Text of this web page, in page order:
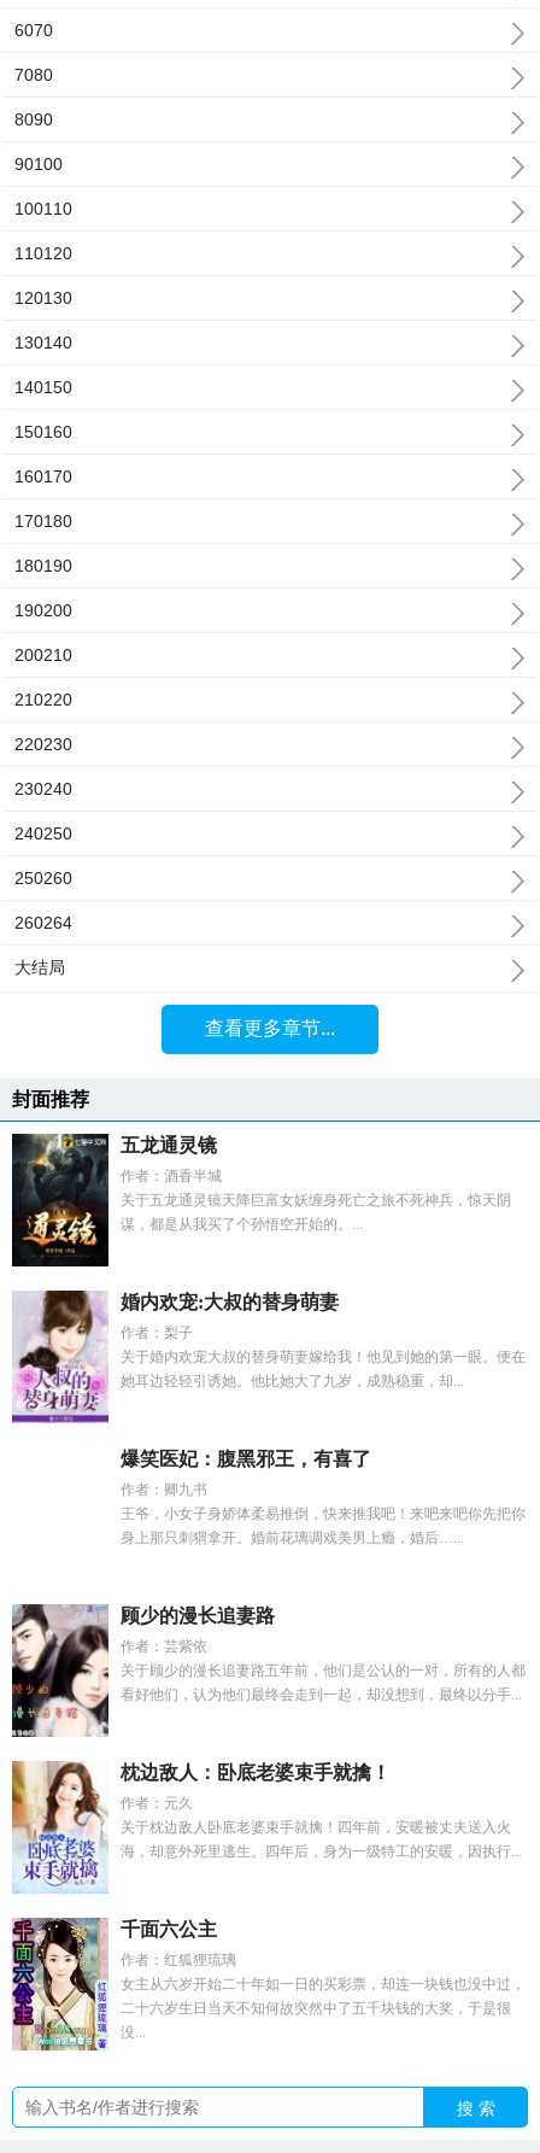
6070
7080
8090
90100
100110
110120
120130
130140
140150
150160
160170
170180
180190
190200
200210
210220
220230
230240
240250
250260
260264
大结局
查看更多章节...
封面推荐
五龙通灵镜
作者：酒香半城
关于五龙通灵镜天降巨富女妖缠身死亡之旅不死神兵，惊天阴
谋，都是从我买了个孙悟空开始的。...
婚内欢宠:大叔的替身萌妻
作者：梨子
关于婚内欢宠大叔的替身萌妻嫁给我！他见到她的第一眼。便在
她耳边轻轻引诱她。他比她大了九岁，成熟稳重，却...
爆笑医妃：腹黑邪王，有喜了
作者：卿九书
王爷，小女子身娇体柔易推倒，快来推我吧！来吧来吧你先把你
身上那只刺猬拿开。婚前花璃调戏美男上瘾，婚后…...
顾少的漫长追妻路
作者：芸紫依
关于顾少的漫长追妻路五年前，他们是公认的一对，所有的人都
看好他们，认为他们最终会走到一起，却没想到，最终以分手...
枕边敌人：卧底老婆束手就擒！
作者：元久
关于枕边敌人卧底老婆束手就擒！四年前，安暖被丈夫送入火
海，却意外死里逃生。四年后，身为一级特工的安暖，因执行...
千面六公主
作者：红狐狸琉璃
女主从六岁开始二十年如一日的买彩票，却连一块钱也没中过，
二十六岁生日当天不知何故突然中了五千块钱的大奖，于是很
没...
搜 索